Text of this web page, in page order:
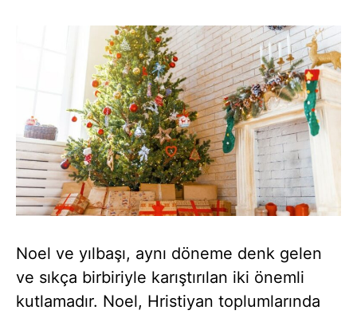
Noel ve yılbaşı, aynı döneme denk gelen
ve sıkça birbiriyle karıştırılan iki önemli
kutlamadır. Noel, Hristiyan toplumlarında